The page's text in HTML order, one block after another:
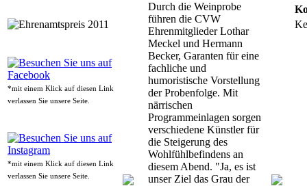
*mit einem Klick auf diesen Link
verlassen Sie unsere Seite.
*mit einem Klick auf diesen Link
verlassen Sie unsere Seite.
Durch die Weinprobe
führen die CVW
Ehrenmitglieder Lothar
Meckel und Hermann
Becker, Garanten für eine
fachliche und
humoristische Vorstellung
der Probenfolge. Mit
närrischen
Programmeinlagen sorgen
verschiedene Künstler für
die Steigerung des
Wohlfühlbefindens an
diesem Abend. "Ja, es ist
unser Ziel das Grau der